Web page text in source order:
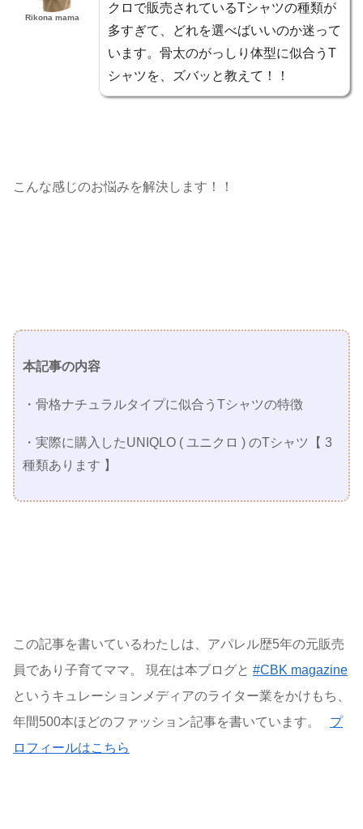
Rikona mama
クロで販売されているTシャツの種類が
多すぎて、どれを選べばいいのか迷って
います。骨太のがっしり体型に似合うT
シャツを、ズバッと教えて！！
こんな感じのお悩みを解決します！！
本記事の内容
・骨格ナチュラルタイプに似合うTシャツの特徴
・実際に購入したUNIQLO ( ユニクロ ) のTシャツ【 3
種類あります 】
この記事を書いているわたしは、アパレル歴5年の元販売
員であり子育てママ。 現在は本ブログと #CBK magazine
というキュレーションメディアのライター業をかけもち、
年間500本ほどのファッション記事を書いています。 プ
ロフィールはこちら